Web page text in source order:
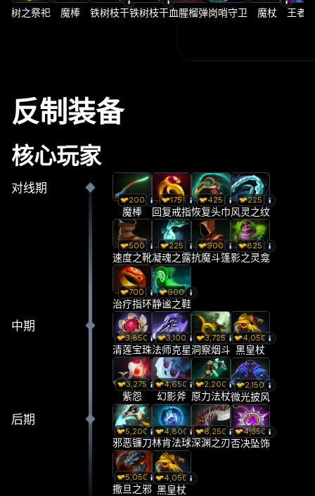
树之祭祀 魔棒 铁树枝干铁树枝干血腥榴弹岗哨守卫 魔杖 王者
反制装备
核心玩家
对线期
200
魔棒
175
回复戒指
425
恢复头巾
225
风灵之纹
500
速度之靴
225
凝魂之露
900
抗魔斗篷
825
影之灵龛
700
治疗指环
900
静谧之鞋
中期
3,850
清莲宝珠
3,100
法师克星
3,725
洞察烟斗
4,050
黑皇杖
3,275
紫怨
4,650
幻影斧
2,200
原力法杖
2,150
微光披风
后期
5,200
邪恶镰刀
4,800
林肯法球
6,250
深渊之刃
4,350
否决坠饰
5,050
撒旦之邪
4,050
黑皇杖